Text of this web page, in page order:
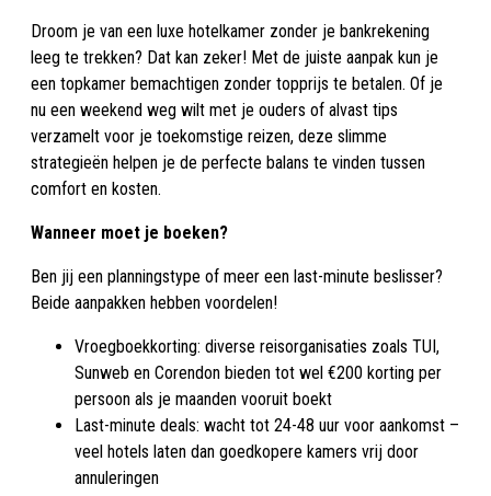
Droom je van een luxe hotelkamer zonder je bankrekening
leeg te trekken? Dat kan zeker! Met de juiste aanpak kun je
een topkamer bemachtigen zonder topprijs te betalen. Of je
nu een weekend weg wilt met je ouders of alvast tips
verzamelt voor je toekomstige reizen, deze slimme
strategieën helpen je de perfecte balans te vinden tussen
comfort en kosten.
Wanneer moet je boeken?
Ben jij een planningstype of meer een last-minute beslisser?
Beide aanpakken hebben voordelen!
Vroegboekkorting: diverse reisorganisaties zoals TUI,
Sunweb en Corendon bieden tot wel €200 korting per
persoon als je maanden vooruit boekt
Last-minute deals: wacht tot 24-48 uur voor aankomst –
veel hotels laten dan goedkopere kamers vrij door
annuleringen